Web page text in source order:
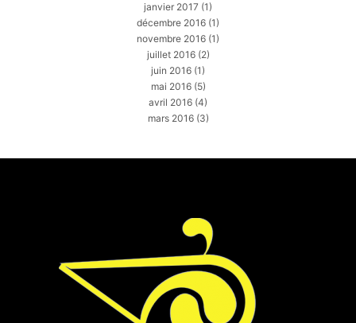
janvier 2017 (1)
décembre 2016 (1)
novembre 2016 (1)
juillet 2016(2)
juin 2016 (1)
mai 2016(5)
avril 2016 (4)
mars 2016(3)